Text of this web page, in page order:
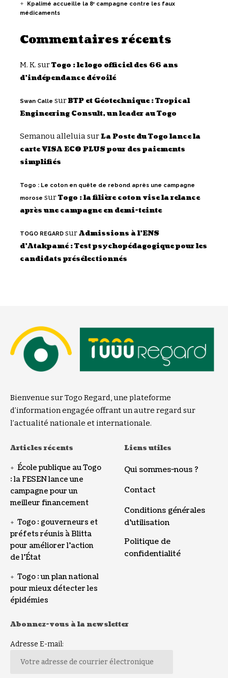
Kpalimé accueille la 8ᵉ campagne contre les faux
médicaments
Commentaires récents
M. K. surTogo : le logo officiel des 66 ans
d’indépendance dévoilé
Swan Calle surBTP et Géotechnique : Tropical
Engineering Consult, un leader au Togo
Semanou alleluiasurLa Poste du Togo lance la
carte VISA ECO PLUS pour des paiements
simplifiés
Togo : Le coton en quête de rebond après une campagne
morose surTogo : la filière coton vise la relance
après une campagne en demi-teinte
TOGO REGARD surAdmissions à l’ENS
d’Atakpamé : Test psychopédagogique pour les
candidats présélectionnés
Bienvenue sur Togo Regard, une plateforme
d’information engagée offrant un autre regard sur
l’actualité nationale et internationale.
Articles récents
École publique au Togo
: la FESEN lance une
campagne pour un
meilleur financement
Togo : gouverneurs et
préfets réunis à Blitta
pour améliorer l’action
de l’État
Togo : un plan national
pour mieux détecter les
épidémies
Liens utiles
Qui sommes-nous ?
Contact
Conditions générales
d’utilisation
Politique de
confidentialité
Abonnez-vous à la newsletter
Adresse E-mail: